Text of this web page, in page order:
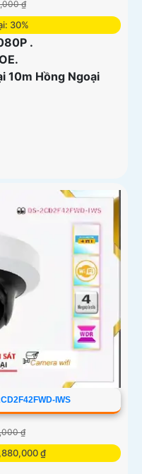
₫
30%
.
10m Hồng Ngoại
IWS
₫
₫